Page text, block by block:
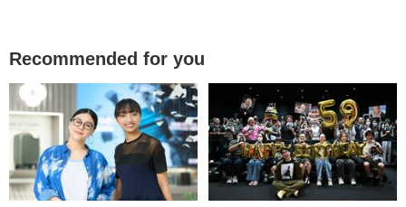
Recommended for you